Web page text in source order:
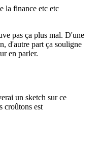
la finance etc etc
pas ça plus mal. D'une
d'autre part ça souligne
en parler.
un sketch sur ce
croûtons est